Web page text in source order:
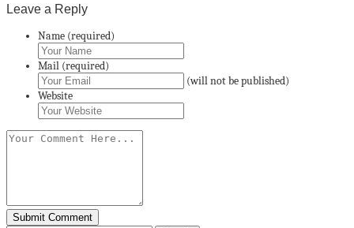
Leave a Reply
Name (required)
Mail (required)
(will not be published)
Website